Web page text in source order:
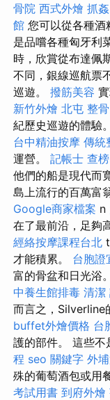
骨院 西式外燴 抓姦
館 您可以從各種酒
是品嚐各種匈牙利
時，欣賞從布達佩
不同，銀線巡航票
巡遊。 撥筋美容
新竹外燴 北屯 整骨
紀歷史巡遊的體驗。
台中精油按摩 傳統
運營。 記帳士 查榜
他們的船是現代而
島上流行的百萬富
Google商家檔案 n
在了最前沿，足夠
經絡按摩課程台北
才能積累。 台胞證
富的骨盆和日光浴
中養生館排毒 清潔
而言之，Silverline
buffet外燴價格 台
護的部件。 這些不
程 seo 關鍵字 外
殊的葡萄酒包或用
考試用書 到府外燴